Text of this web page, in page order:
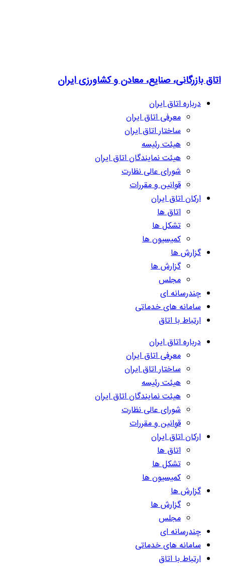
اتاق بازرگانی، صنایع، معادن و کشاورزی ایران
درباره اتاق ایران
معرفی اتاق ایران
ساختار اتاق ایران
هیئت رئیسه
هیئت نمایندگان اتاق ایران
شورای عالی نظارت
قوانین و مقررات
ارکان اتاق ایران
اتاق ها
تشکل ها
کمیسیون ها
گزارش ها
گزارش ها
مجلس
چندرسانه ای
سامانه های خدماتی
ارتباط با اتاق
درباره اتاق ایران
معرفی اتاق ایران
ساختار اتاق ایران
هیئت رئیسه
هیئت نمایندگان اتاق ایران
شورای عالی نظارت
قوانین و مقررات
ارکان اتاق ایران
اتاق ها
تشکل ها
کمیسیون ها
گزارش ها
گزارش ها
مجلس
چندرسانه ای
سامانه های خدماتی
ارتباط با اتاق